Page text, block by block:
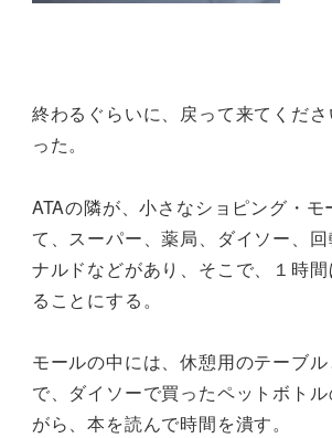
終わるぐらいに、戻って来てくだ
った。
ATAの隣が、小さなショピング・モ
て、スーパー、薬局、ダイソー、
ナルドなどがあり、そこで、１時
ることにする。
モールの中には、休憩用のテーブ
で、ダイソーで買ったペットボト
がら、本を読んで時間を潰す。